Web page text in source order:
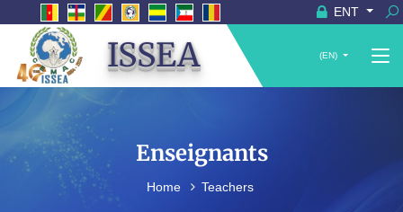
ENT
ISSEA (EN)
Enseignants
Home Teachers